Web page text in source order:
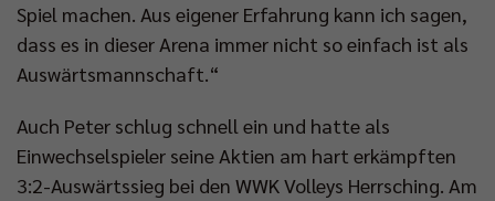
Spiel machen. Aus eigener Erfahrung kann ich sagen,
dass es in dieser Arena immer nicht so einfach ist als
Auswärtsmannschaft.“
Auch Peter schlug schnell ein und hatte als
Einwechselspieler seine Aktien am hart erkämpften
3:2-Auswärtssieg bei den WWK Volleys Herrsching. Am